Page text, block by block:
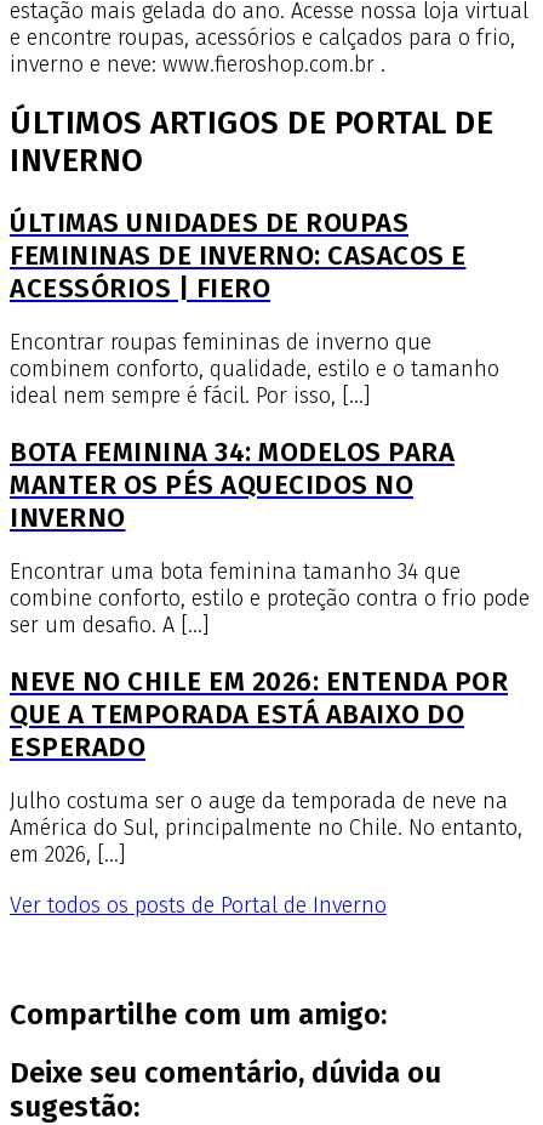
estação mais gelada do ano. Acesse nossa loja virtual
e encontre roupas, acessórios e calçados para o frio,
inverno e neve: www.fieroshop.com.br .
ÚLTIMOS ARTIGOS DE PORTAL DE
INVERNO
ÚLTIMAS UNIDADES DE ROUPAS
FEMININAS DE INVERNO: CASACOS E
ACESSÓRIOS | FIERO
Encontrar roupas femininas de inverno que
combinem conforto, qualidade, estilo e o tamanho
ideal nem sempre é fácil. Por isso, […]
BOTA FEMININA 34: MODELOS PARA
MANTER OS PÉS AQUECIDOS NO
INVERNO
Encontrar uma bota feminina tamanho 34 que
combine conforto, estilo e proteção contra o frio pode
ser um desafio. A […]
NEVE NO CHILE EM 2026: ENTENDA POR
QUE A TEMPORADA ESTÁ ABAIXO DO
ESPERADO
Julho costuma ser o auge da temporada de neve na
América do Sul, principalmente no Chile. No entanto,
em 2026, […]
Ver todos os posts de Portal de Inverno
Compartilhe com um amigo:
Deixe seu comentário, dúvida ou
sugestão: